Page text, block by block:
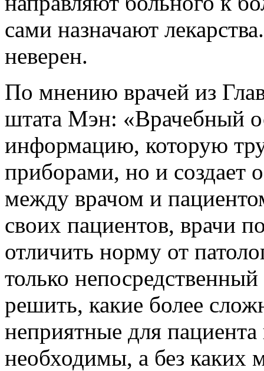
сами назначают
неверен.
По мнению врачей из
штата Мэн: «Врачебный
информацию, которую
приборами, но и создает
между врачом и
своих пациентов, врачи
отличить норму от
только
решить, какие более
неприятные для пациента
необходимы, а без каких